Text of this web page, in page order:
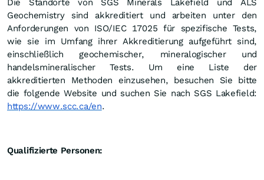
Geochemistry sind akkreditiert und arbeiten unter den
Anforderungen von ISO/IEC 17025 für spezifische Tests,
wie sie im Umfang ihrer Akkreditierung aufgeführt sind,
einschließlich geochemischer, mineralogischer und
handelsmineralischer Tests. Um eine Liste der
akkreditierten Methoden einzusehen, besuchen Sie bitte
die folgende Website und suchen Sie nach SGS Lakefield:
https://www.scc.ca/en.
Qualifizierte Personen: